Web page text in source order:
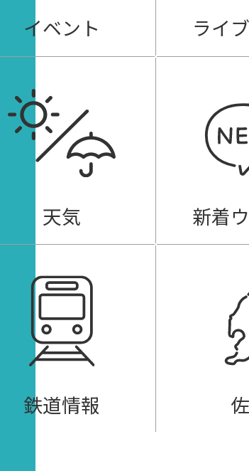
イベント ライ
天気 新着
鉄道情報